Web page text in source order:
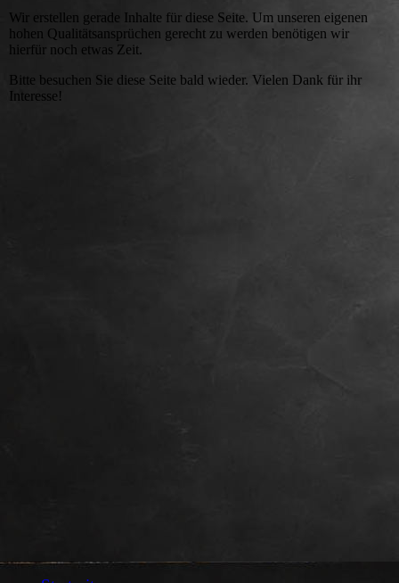
Wir erstellen gerade Inhalte für diese Seite. Um unseren eigenen
hohen Qualitätsansprüchen gerecht zu werden benötigen wir
hierfür noch etwas Zeit.
Bitte besuchen Sie diese Seite bald wieder. Vielen Dank für ihr
Interesse!